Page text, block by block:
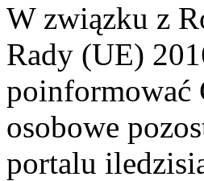
W związku z
Rady (UE)
poinformować
osobowe
portalu